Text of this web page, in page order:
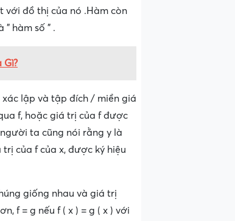
với đồ thị của nó .Hàm còn
hàm số ” .
Gì?
lập và tập đích / miền giá
f, hoặc giá trị của f được
ta cũng nói rằng y là
của f của x, được ký hiệu
giống nhau và giá trị
f = g nếu f ( x ) = g ( x ) với